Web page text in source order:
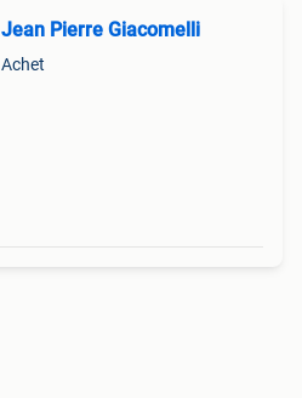
Jean Pierre Giacomelli
Achet